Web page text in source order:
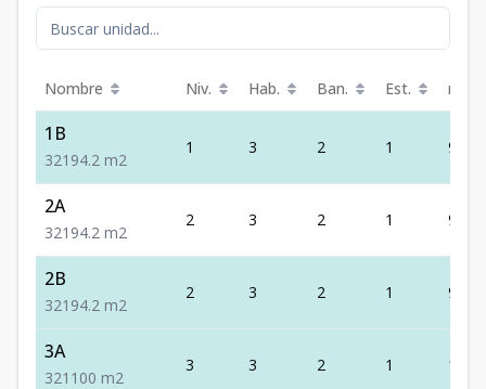
Nombre Niv. Hab. Ban. Est. m²
1B
321 94.2 m2
1 3 2 1 94.2
2A
321 94.2 m2
2 3 2 1 94.2
2B
321 94.2 m2
2 3 2 1 94.2
3A
321 100 m2
3 3 2 1 100